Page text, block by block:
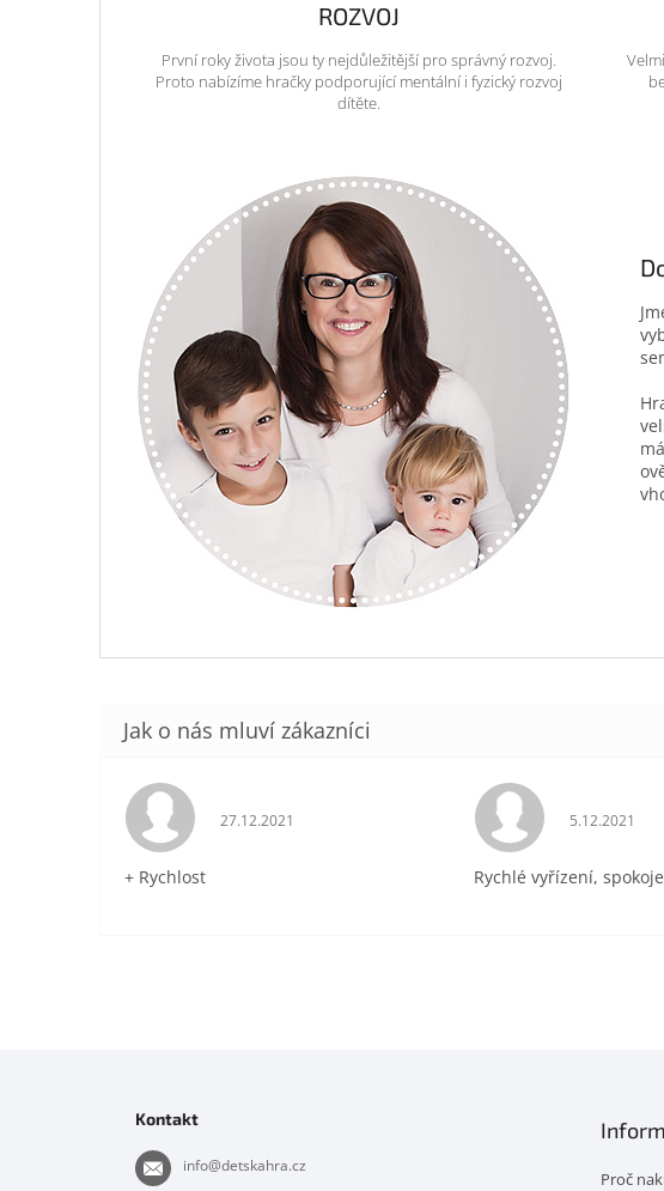
ROZVOJ
První roky života jsou ty nejdůležitější pro správný rozvoj.
Proto nabízíme hračky podporující mentální i fyzický rozvoj
dítěte.
Hodnocení obchodu je 5 z 5 hvězdiček.
27.12.2021
+ Rychlost
Hodnocení
5.12.2021
Rychlé vyřízení,
Kontakt
info@detskahra.cz
Proč